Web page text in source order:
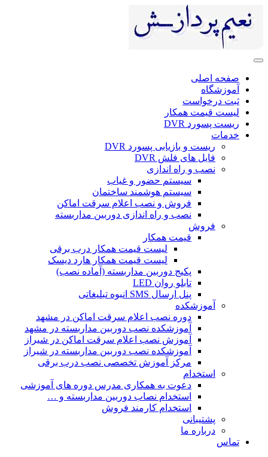
صفحه اصلی
آموزشگاه
ثبت درخواست
لیست قیمت همکار
ریست پسورد DVR
خدمات
ریست و بازیابی پسورد DVR
فایل های فلش DVR
نصب و راه اندازی
سیستم حضور و غیاب
سیستم هوشمند ساختمان
فروش و نصب اعلام سرقت اماکن
نصب و راه اندازی دوربین مداربسته
فروش
قیمت همکار
لیست قیمت همکار درب برقی
لیست قیمت همکار هارد دیسک
پکیج دوربین مداربسته (آماده نصب)
تابلو روان LED
پنل ارسال SMS انبوه تبلیغاتی
آموزشکده
دوره نصب اعلام سرقت اماکن در مشهد
آموزشکده نصب دوربین مداربسته در مشهد
آموزش نصب اعلام سرقت اماکن در شیراز
آموزشکده نصب دوربین مداربسته در شیراز
مرکز آموزش تخصصی نصب درب برقی
استخدام
دعوت به همکاری مدرس دوره های آموزشی
استخدام نصاب دوربین مداربسته و …
استخدام کارمند فروش
پشتیبانی
درباره ما
تماس